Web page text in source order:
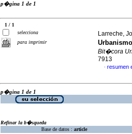
p�gina 1 de 1
1 / 1
selecciona
para imprimir
Larreche,
Bit�cora
7913
· resumen
p�gina 1 de 1
Refinar la b�squeda
Base de datos : article